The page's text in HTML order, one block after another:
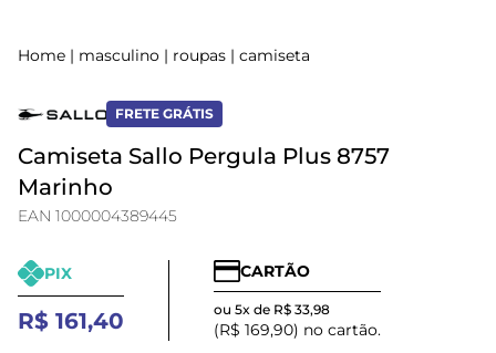
Home | masculino | roupas | camiseta
FRETE GRÁTIS
Camiseta Sallo Pergula Plus 8757
Marinho
EAN 1000004389445
PIX
R$ 161,40
CARTÃO
ou 5x de R$ 33,98
(R$ 169,90) no cartão.